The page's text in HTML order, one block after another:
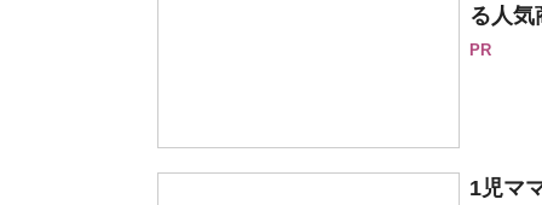
る人気
PR
1児マ